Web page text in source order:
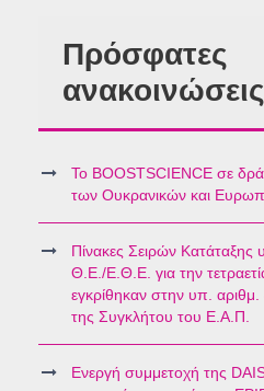
Πρόσφατες
ανακοινώσεις
Το BOOSTSCIENCE σε
των Ουκρανικών και
Πίνακες Σειρών
Θ.Ε./Ε.Θ.Ε. για την
εγκρίθηκαν στην υπ.
της Συγκλήτου του Ε.Α.Π.
Ενεργή συμμετοχή της